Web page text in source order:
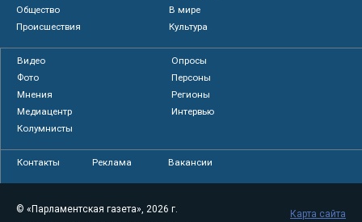
Общество
В мире
Происшествия
Культура
Видео
Опросы
Фото
Персоны
Мнения
Регионы
Медиацентр
Интервью
Колумнисты
Контакты Реклама Вакансии
© «Парламентская газета», 2026 г.
Карта сайта